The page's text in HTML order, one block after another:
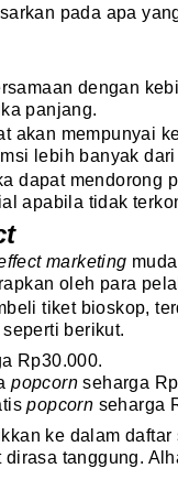
pada apa
dengan
panjang.
akan mempunyai
lebih banyak
dapat mendorong
apabila tidak
marketing
oleh para
tiket bioskop,
berikut.
Rp30.000.
popcornseharga
popcorn seharga
ke dalam daftar
tanggung.